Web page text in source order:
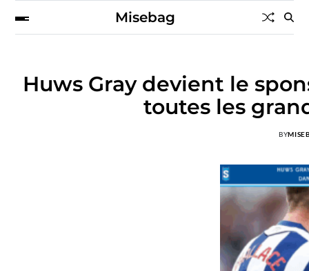
Misebag
Huws Gray devient le
toutes les
BY